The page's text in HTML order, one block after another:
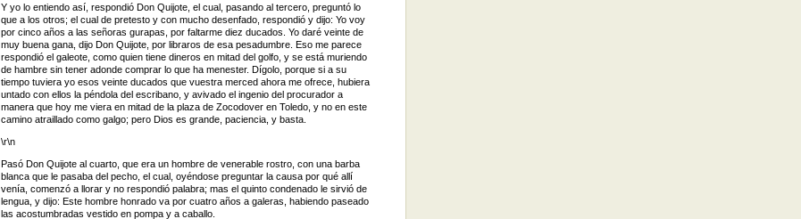
Y yo lo entiendo así, respondió Don Quijote, el cual, pasando al tercero, preguntó lo
que a los otros; el cual de pretesto y con mucho desenfado, respondió y dijo: Yo voy
por cinco años a las señoras gurapas, por faltarme diez ducados. Yo daré veinte de
muy buena gana, dijo Don Quijote, por libraros de esa pesadumbre. Eso me parece
respondió el galeote, como quien tiene dineros en mitad del golfo, y se está muriendo
de hambre sin tener adonde comprar lo que ha menester. Dígolo, porque si a su
tiempo tuviera yo esos veinte ducados que vuestra merced ahora me ofrece, hubiera
untado con ellos la péndola del escribano, y avivado el ingenio del procurador a
manera que hoy me viera en mitad de la plaza de Zocodover en Toledo, y no en este
camino atraillado como galgo; pero Dios es grande, paciencia, y basta.
\r\n
Pasó Don Quijote al cuarto, que era un hombre de venerable rostro, con una barba
blanca que le pasaba del pecho, el cual, oyéndose preguntar la causa por qué allí
venía, comenzó a llorar y no respondió palabra; mas el quinto condenado le sirvió de
lengua, y dijo: Este hombre honrado va por cuatro años a galeras, habiendo paseado
las acostumbradas vestido en pompa y a caballo.